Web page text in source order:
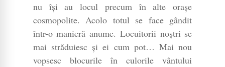
nu își au locul precum în alte orașe
cosmopolite. Acolo totul se face gândit
într-o manieră anume. Locuitorii noștri se
mai străduiesc și ei cum pot… Mai nou
vopsesc blocurile în culorile vântului